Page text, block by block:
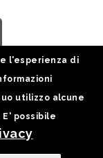
l'esperienza di
utilizzo alcune
possibile